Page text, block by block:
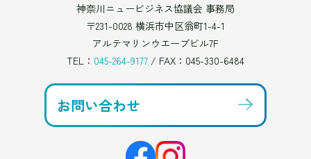
神奈川ニュービジネス協議会 事務局
〒231-0028 横浜市中区翁町1-4-1
アルテマリンウエーブビル7F
TEL： 045-264-9177 / FAX：045-330-6484
お問い合わせ